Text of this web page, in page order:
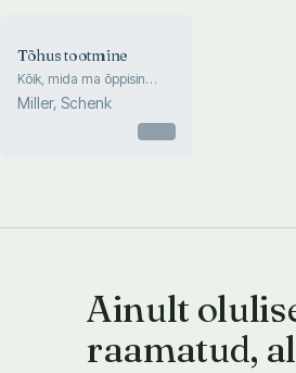
Tõhus tootmine
Kõik, mida ma õppisin
tootmisest Joe garaazhis
Miller, Schenk
Ainult
raamatud,